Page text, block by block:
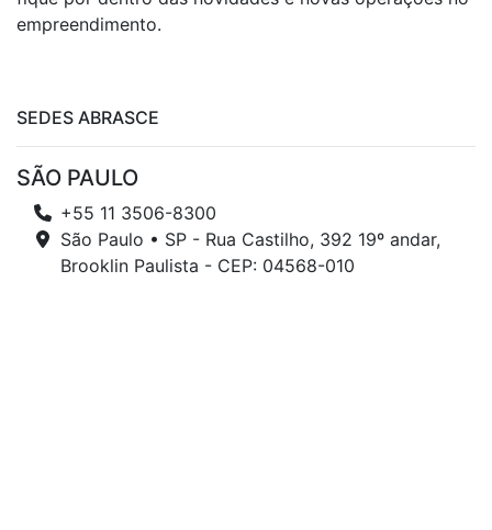
empreendimento.
SEDES ABRASCE
SÃO PAULO
+55 11 3506-8300
São Paulo • SP - Rua Castilho, 392 19º andar,
Brooklin Paulista - CEP: 04568-010